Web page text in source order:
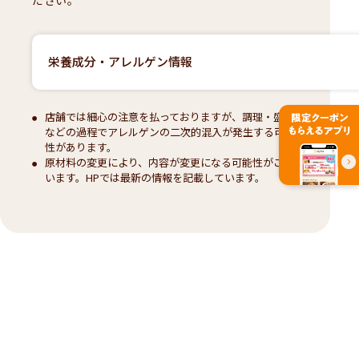
栄養成分・アレルゲン情報
店舗では細心の注意を払っておりますが、調理・盛付
などの過程でアレルゲンの二次的混入が発生する可能
性があります。
原材料の変更により、内容が変更になる可能性がござ
います。HPでは最新の情報を記載しています。